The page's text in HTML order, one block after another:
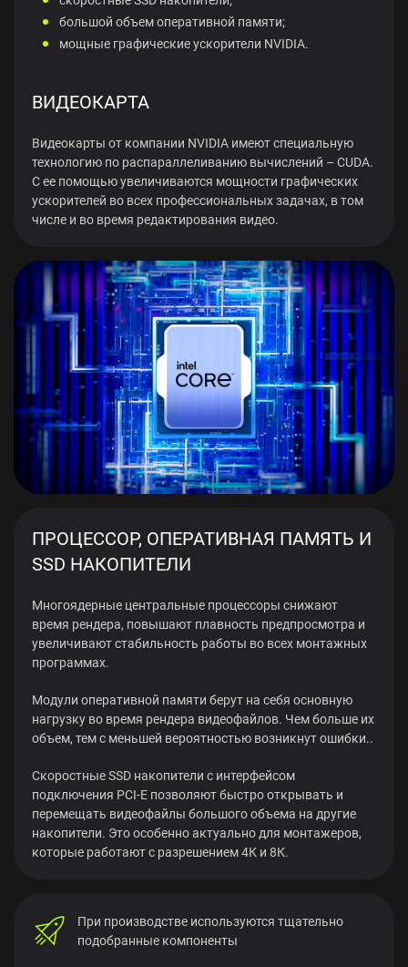
большой объем оперативной памяти;
мощные графические ускорители NVIDIA.
ВИДЕОКАРТА
Видеокарты от компании NVIDIA имеют специальную
технологию по распараллеливанию вычислений – CUDA.
С ее помощью увеличиваются мощности графических
ускорителей во всех профессиональных задачах, в том
числе и во время редактирования видео.
ПРОЦЕССОР, ОПЕРАТИВНАЯ ПАМЯТЬ И
SSD НАКОПИТЕЛИ
Многоядерные центральные процессоры снижают
время рендера, повышают плавность предпросмотра и
увеличивают стабильность работы во всех монтажных
программах.
Модули оперативной памяти берут на себя основную
нагрузку во время рендера видеофайлов. Чем больше их
объем, тем с меньшей вероятностью возникнут ошибки..
Скоростные SSD накопители с интерфейсом
подключения PCI-E позволяют быстро открывать и
перемещать видеофайлы большого объема на другие
накопители. Это особенно актуально для монтажеров,
которые работают с разрешением 4К и 8К.
При производстве используются тщательно
подобранные компоненты